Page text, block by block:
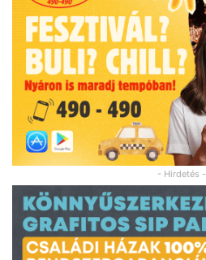
- Hirdetés -